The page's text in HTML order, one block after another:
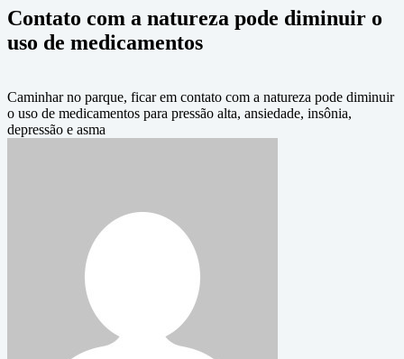
Contato com a natureza pode diminuir o
uso de medicamentos
Caminhar no parque, ficar em contato com a natureza pode diminuir
o uso de medicamentos para pressão alta, ansiedade, insônia,
depressão e asma